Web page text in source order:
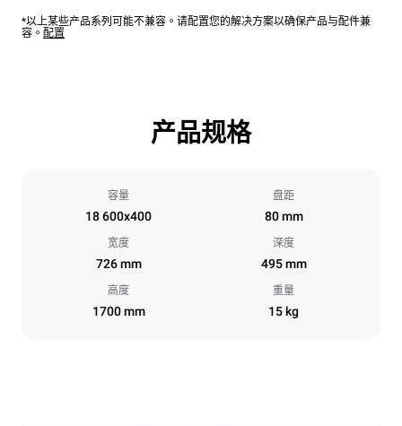
*以上某些产品系列可能不兼容。请配置您的解决方案以确保产品与配件兼
容。 配置
产品规格
容量
18 600x400
盘距
80 mm
宽度
726 mm
深度
495 mm
高度
1700 mm
重量
15 kg